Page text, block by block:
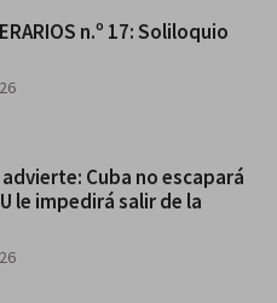
n.º 17: Soliloquio
Cuba no escapará
le impedirá salir de la